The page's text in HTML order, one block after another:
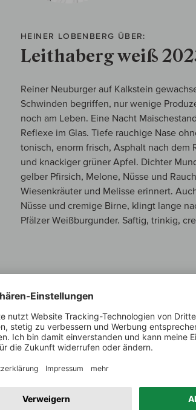
HEINER LOBENBERG ÜBER:
Leithaberg weiß
Reiner Neuburger auf Kalkstein
Schwinden begriffen, nur wenige
noch am Leben. Eine Nacht
Reflexe im Glas. Tiefe rauchige Nase
tonisch, enorm frisch, Asphalt nach dem
und knackiger grüner Apfel. Dichter
gelber Pfirsich, Melone, Nüsse und
Wiesenkräuter und Melisse erinnert.
Nüsse und cremige Birne, klingt lange
Pfälzer Weißburgunder. Saftig, trinkig,
MEIN WINZER
Adriana